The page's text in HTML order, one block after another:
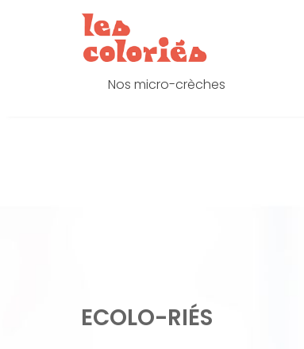
Nos micro-crèches
ECOLO-RIÉS